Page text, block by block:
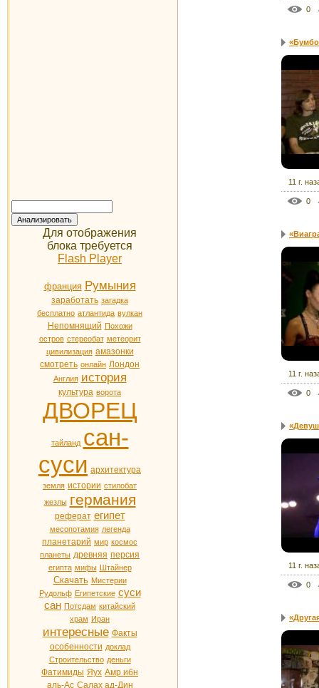
Для отображения
блока требуется
Flash Player
франция Румыния
заработать загадка
бесплатно атлантида вулкан
Непомнящий Похожи
остров стереобат метеорит
цивилизация амазонки
смотреть онлайн Лондон
Англия история
культура ворота
ДВОРЕЦ
тайланд сан-
суси архитектура
земля истории стилобат
жезлы германия
реферат египет
месопотамия легенда
планетарий мир космос
планеты древняя персия
египта мифы Штайнер
Скачать Мистерии
Рудольф Египетские суси
сан Потсдам китайский
храм Иран
интересные Факты
особенности доклад
Строительство деньги
Фатимиды Яух Амр ибн
аль-Ас Салах ад-Дин
0
11 г.
0
11 г.
0
11 г.
0